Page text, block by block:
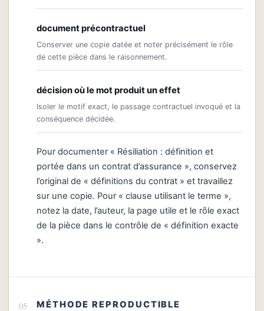
document précontractuel
Conserver une copie datée et noter précisément le rôle
de cette pièce dans le raisonnement.
décision où le mot produit un effet
Isoler le motif exact, le passage contractuel invoqué et la
conséquence décidée.
Pour documenter « Résiliation : définition et
portée dans un contrat d’assurance », conservez
l’original de « définitions du contrat » et travaillez
sur une copie. Pour « clause utilisant le terme »,
notez la date, l’auteur, la page utile et le rôle exact
de la pièce dans le contrôle de « définition exacte
».
MÉTHODE REPRODUCTIBLE